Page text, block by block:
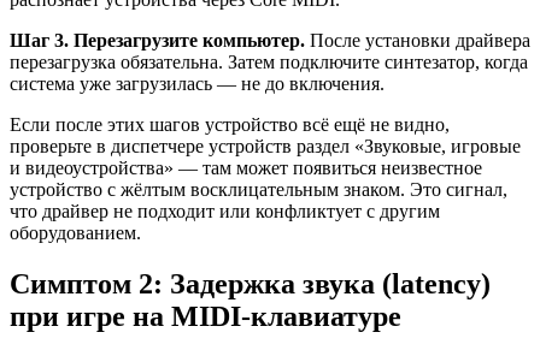
Шаг 3. Перезагрузите компьютер. После установки драйвера
перезагрузка обязательна. Затем подключите синтезатор, когда
система уже загрузилась — не до включения.
Если после этих шагов устройство всё ещё не видно,
проверьте в диспетчере устройств раздел «Звуковые, игровые
и видеоустройства» — там может появиться неизвестное
устройство с жёлтым восклицательным знаком. Это сигнал,
что драйвер не подходит или конфликтует с другим
оборудованием.
Симптом 2: Задержка звука (latency)
при игре на MIDI-клавиатуре